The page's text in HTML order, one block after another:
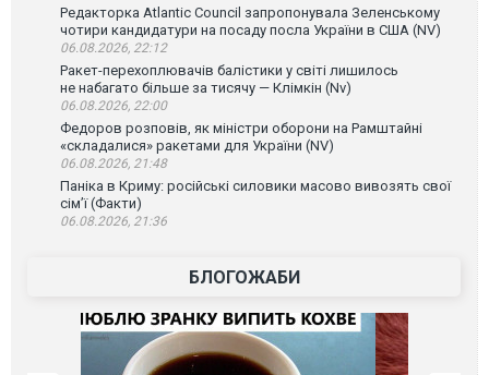
Редакторка Atlantic Council запропонувала Зеленському
чотири кандидатури на посаду посла України в США (NV)
06.08.2026, 22:12
Ракет-перехоплювачів балістики у світі лишилось
не набагато більше за тисячу — Клімкін (Nv)
06.08.2026, 22:00
Федоров розповів, як міністри оборони на Рамштайні
«складалися» ракетами для України (NV)
06.08.2026, 21:48
Паніка в Криму: російські силовики масово вивозять свої
сім’ї (Факти)
06.08.2026, 21:36
БЛОГОЖАБИ